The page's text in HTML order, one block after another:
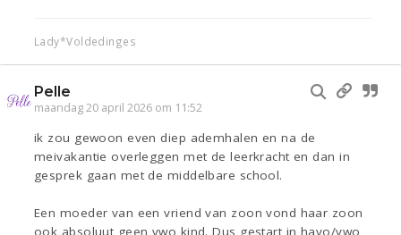
Lady*Voldedinges
Pelle
maandag 20 april 2026 om 11:52
ik zou gewoon even diep ademhalen en na de
meivakantie overleggen met de leerkracht en dan in
gesprek gaan met de middelbare school.
Een moeder van een vriend van zoon vond haar zoon
ook absoluut geen vwo kind. Dus gestart in havo/vwo